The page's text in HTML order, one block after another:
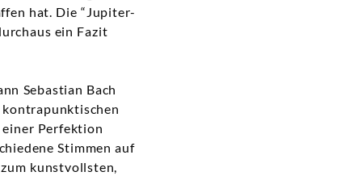
hat. Die “Jupiter-
ein Fazit
Sebastian Bach
kontrapunktischen
Perfektion
Stimmen auf
kunstvollsten,